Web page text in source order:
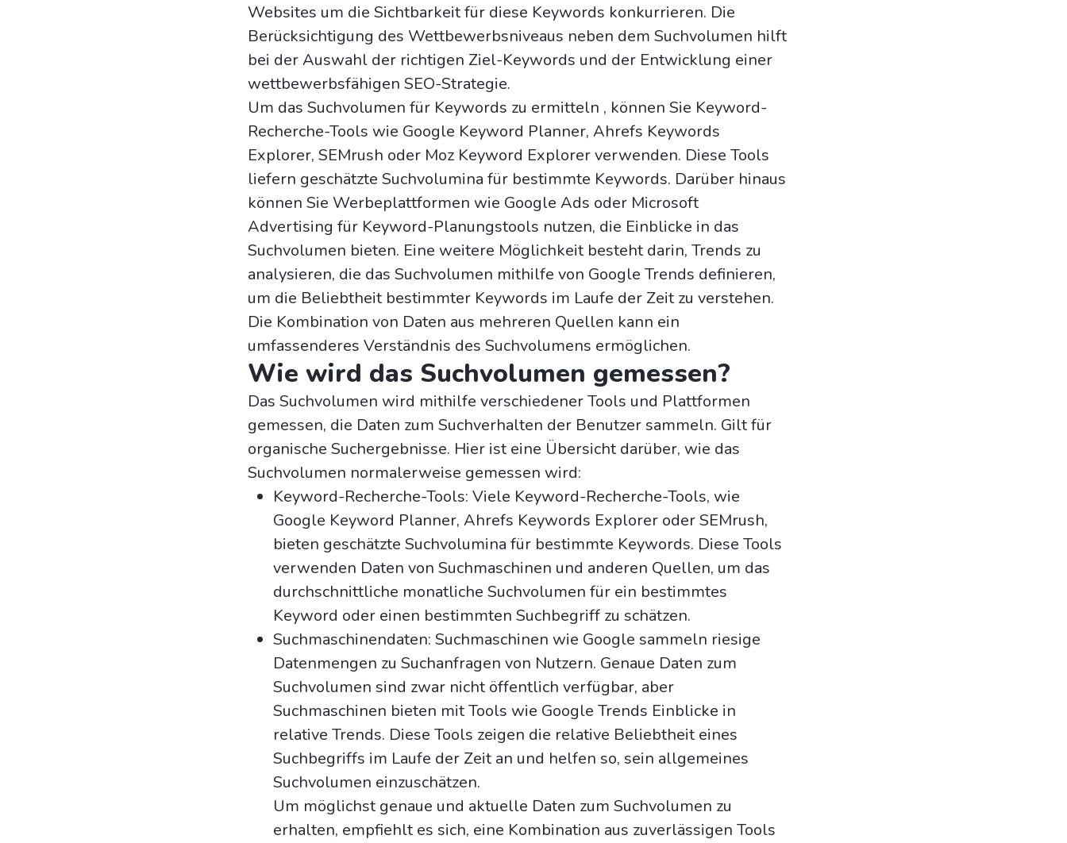
Websites um die Sichtbarkeit für diese Keywords konkurrieren. Die
Berücksichtigung des Wettbewerbsniveaus neben dem Suchvolumen hilft
bei der Auswahl der richtigen Ziel-Keywords und der Entwicklung einer
wettbewerbsfähigen SEO-Strategie.
Um das Suchvolumen für Keywords zu ermitteln , können Sie Keyword-
Recherche-Tools wie Google Keyword Planner, Ahrefs Keywords
Explorer, SEMrush oder Moz Keyword Explorer verwenden. Diese Tools
liefern geschätzte Suchvolumina für bestimmte Keywords. Darüber hinaus
können Sie Werbeplattformen wie Google Ads oder Microsoft
Advertising für Keyword-Planungstools nutzen, die Einblicke in das
Suchvolumen bieten. Eine weitere Möglichkeit besteht darin, Trends zu
analysieren, die das Suchvolumen mithilfe von Google Trends definieren,
um die Beliebtheit bestimmter Keywords im Laufe der Zeit zu verstehen.
Die Kombination von Daten aus mehreren Quellen kann ein
umfassenderes Verständnis des Suchvolumens ermöglichen.
Wie wird das Suchvolumen gemessen?
Das Suchvolumen wird mithilfe verschiedener Tools und Plattformen
gemessen, die Daten zum Suchverhalten der Benutzer sammeln. Gilt für
organische Suchergebnisse. Hier ist eine Übersicht darüber, wie das
Suchvolumen normalerweise gemessen wird:
Keyword-Recherche-Tools: Viele Keyword-Recherche-Tools, wie
Google Keyword Planner, Ahrefs Keywords Explorer oder SEMrush,
bieten geschätzte Suchvolumina für bestimmte Keywords. Diese Tools
verwenden Daten von Suchmaschinen und anderen Quellen, um das
durchschnittliche monatliche Suchvolumen für ein bestimmtes
Keyword oder einen bestimmten Suchbegriff zu schätzen.
Suchmaschinendaten: Suchmaschinen wie Google sammeln riesige
Datenmengen zu Suchanfragen von Nutzern. Genaue Daten zum
Suchvolumen sind zwar nicht öffentlich verfügbar, aber
Suchmaschinen bieten mit Tools wie Google Trends Einblicke in
relative Trends. Diese Tools zeigen die relative Beliebtheit eines
Suchbegriffs im Laufe der Zeit an und helfen so, sein allgemeines
Suchvolumen einzuschätzen.
Um möglichst genaue und aktuelle Daten zum Suchvolumen zu
erhalten, empfiehlt es sich, eine Kombination aus zuverlässigen Tools